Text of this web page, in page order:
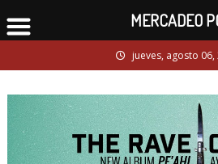
to
jueves, agosto 06,
MERCADEO